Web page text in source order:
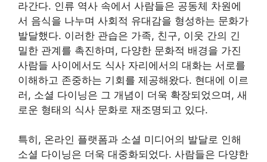
라간다. 인류 역사 속에서 사람들은 공동체 차원에
서 음식을 나누며 사회적 유대감을 형성하는 문화가
발달했다. 이러한 관습은 가족, 친구, 이웃 간의 긴
밀한 관계를 촉진하며, 다양한 문화적 배경을 가진
사람들 사이에서도 식사 자리에서의 대화는 서로를
이해하고 존중하는 기회를 제공해왔다. 현대에 이르
러, 소셜 다이닝은 그 개념이 더욱 확장되었으며, 새
로운 형태의 식사 문화로 재조명되고 있다.
특히, 온라인 플랫폼과 소셜 미디어의 발달로 인해
소셜 다이닝은 더욱 대중화되었다. 사람들은 다양한